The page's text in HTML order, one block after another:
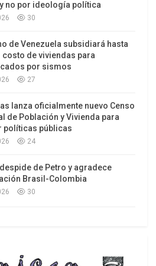
para aranceles
el mayor productor de
Tokio a que las empresas
no por ideología política
30
de Venezuela subsidiará hasta
costo de viviendas para
por sismos
27
lanza oficialmente nuevo Censo
de Población y Vivienda para
políticas públicas
24
de Petro y agradece
Brasil-Colombia
30